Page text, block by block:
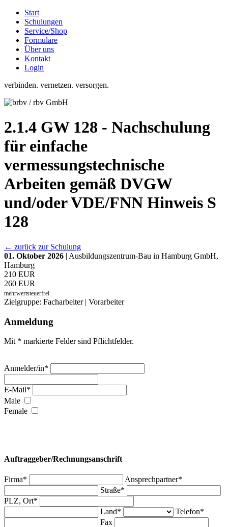
Start
Schulungen
Service/Shop
Formulare
Über uns
Kontakt
Login
verbinden. vernetzen. versorgen.
2.1.4 GW 128 - Nachschulung
für einfache
vermessungstechnische
Arbeiten gemäß DVGW
und/oder VDE/FNN Hinweis S
128
← zurück zur Schulung
01. Oktober 2026 | Ausbildungszentrum-Bau in Hamburg GmbH,
Hamburg
210 EUR
260 EUR
mehrwertsteuerfrei
Zielgruppe: Facharbeiter | Vorarbeiter
Anmeldung
Mit * markierte Felder sind Pflichtfelder.
Anmelder/in*
E-Mail*
Male
Female
Auftraggeber/Rechnungsanschrift
Firma*
Ansprechpartner*
Straße*
PLZ, Ort*
Land*
Telefon*
Fax